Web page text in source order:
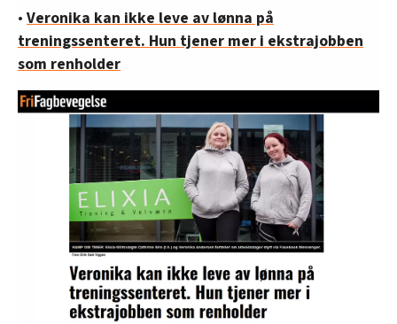
• Veronika kan ikke leve av lønna på
treningssenteret. Hun tjener mer i ekstrajobben
som renholder